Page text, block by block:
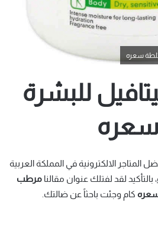
سعره
للبشرة
سعره
الالكترونية في المملكة العربية
، بالتأكيد لقد لفتلك عنوان مقالنا مرطب
سعره كام وجئت باحثاً عن ضالتك.